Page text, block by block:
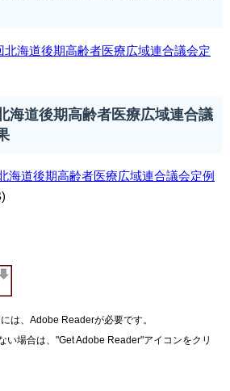
北海道後期高齢者医療広域連合議会定
海道後期高齢者医療広域連合議
海道後期高齢者医療広域連合議会定例
は、Adobe Readerが必要です。
い場合は、"Get Adobe Reader"アイコンをクリ